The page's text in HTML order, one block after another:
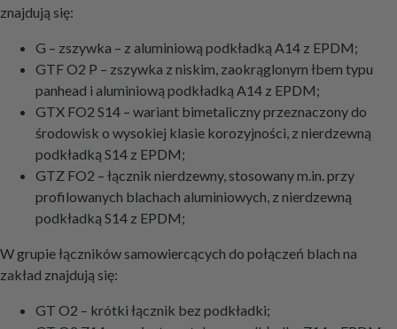
znajdują się:
G – zszywka – z aluminiową podkładką A14 z EPDM;
GTF O2 P – zszywka z niskim, zaokrąglonym łbem typu
panhead i aluminiową podkładką A14 z EPDM;
GTX FO2 S14 – wariant bimetaliczny przeznaczony do
środowisk o wysokiej klasie korozyjności, z nierdzewną
podkładką S14 z EPDM;
GTZ FO2 – łącznik nierdzewny, stosowany m.in. przy
profilowanych blachach aluminiowych, z nierdzewną
podkładką S14 z EPDM;
W grupie łączników samowiercących do połączeń blach na
zakład znajdują się:
GT O2 – krótki łącznik bez podkładki;